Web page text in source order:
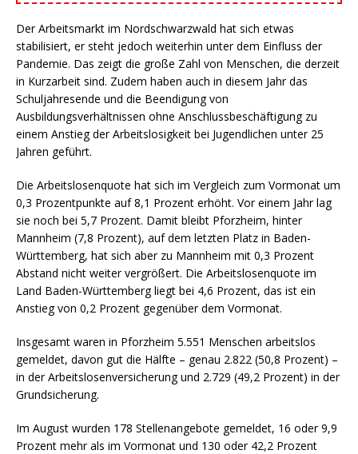
Der Arbeitsmarkt im Nordschwarzwald hat sich etwas
stabilisiert, er steht jedoch weiterhin unter dem Einfluss der
Pandemie. Das zeigt die große Zahl von Menschen, die derzeit
in Kurzarbeit sind. Zudem haben auch in diesem Jahr das
Schuljahresende und die Beendigung von
Ausbildungsverhältnissen ohne Anschlussbeschäftigung zu
einem Anstieg der Arbeitslosigkeit bei Jugendlichen unter 25
Jahren geführt.
Die Arbeitslosenquote hat sich im Vergleich zum Vormonat um
0,3 Prozentpunkte auf 8,1 Prozent erhöht. Vor einem Jahr lag
sie noch bei 5,7 Prozent. Damit bleibt Pforzheim, hinter
Mannheim (7,8 Prozent), auf dem letzten Platz in Baden-
Württemberg, hat sich aber zu Mannheim mit 0,3 Prozent
Abstand nicht weiter vergrößert. Die Arbeitslosenquote im
Land Baden-Württemberg liegt bei 4,6 Prozent, das ist ein
Anstieg von 0,2 Prozent gegenüber dem Vormonat.
Insgesamt waren in Pforzheim 5.551 Menschen arbeitslos
gemeldet, davon gut die Hälfte – genau 2.822 (50,8 Prozent) –
in der Arbeitslosenversicherung und 2.729 (49,2 Prozent) in der
Grundsicherung.
Im August wurden 178 Stellenangebote gemeldet, 16 oder 9,9
Prozent mehr als im Vormonat und 130 oder 42,2 Prozent